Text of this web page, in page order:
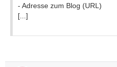
- Adresse zum Blog (URL)
[...]